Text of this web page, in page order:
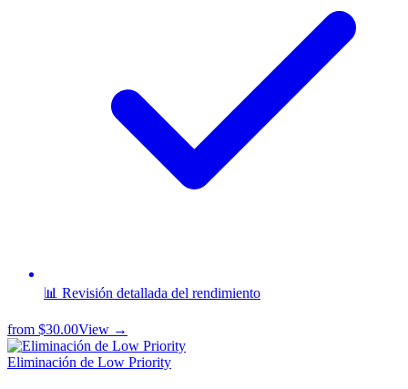
📊 Revisión detallada del rendimiento
from $30.00View →
Eliminación de Low Priority